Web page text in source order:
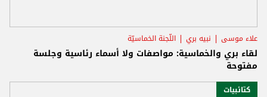
علاء موسى نبيه بري اللّجنة الخماسيّة
لقاء بري والخماسية: مواصفات ولا أسماء رئاسية وجلسة
مفتوحة
كتائبيات